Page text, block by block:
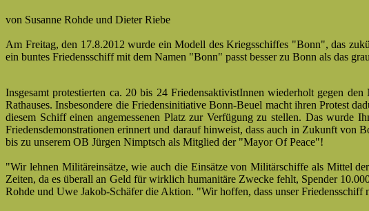
von Susanne Rohde und Dieter Riebe
Am Freitag, den 17.8.2012 wurde ein Modell des Kriegsschiffes "Bonn", das
ein buntes Friedensschiff mit dem Namen "Bonn" passt besser zu Bonn als das
Insgesamt protestierten ca. 20 bis 24 FriedensaktivistInnen wiederholt gegen
Rathauses. Insbesondere die Friedensinitiative Bonn-Beuel macht ihren Protest
diesem Schiff einen angemessenen Platz zur Verfügung zu stellen. Das
Friedensdemonstrationen erinnert und darauf hinweist, dass auch in Zukunft von
bis zu unserem OB Jürgen Nimptsch als Mitglied der "Mayor Of Peace"!
"Wir lehnen Militäreinsätze, wie auch die Einsätze von Militärschiffe als Mittel
Zeiten, da es überall an Geld für wirklich humanitäre Zwecke fehlt, Spender
Rohde und Uwe Jakob-Schäfer die Aktion. "Wir hoffen, dass unser